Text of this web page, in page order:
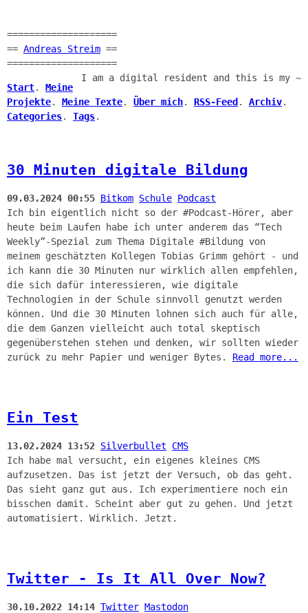
====================
== Andreas Streim ==
====================
I am a digital resident and this is my ~
Start. Meine
Projekte. Meine Texte. Über mich. RSS-Feed . Archiv.
Categories. Tags.
30 Minuten digitale Bildung
09.03.2024 00:55 Bitkom Schule Podcast
Ich bin eigentlich nicht so der #Podcast-Hörer, aber
heute beim Laufen habe ich unter anderem das “Tech
Weekly”-Spezial zum Thema Digitale #Bildung von
meinem geschätzten Kollegen Tobias Grimm gehört - und
ich kann die 30 Minuten nur wirklich allen empfehlen,
die sich dafür interessieren, wie digitale
Technologien in der Schule sinnvoll genutzt werden
können. Und die 30 Minuten lohnen sich auch für alle,
die dem Ganzen vielleicht auch total skeptisch
gegenüberstehen stehen und denken, wir sollten wieder
zurück zu mehr Papier und weniger Bytes. Read more...
Ein Test
13.02.2024 13:52 Silverbullet
CMS
Ich habe mal versucht, ein eigenes kleines CMS
aufzusetzen. Das ist jetzt der Versuch, ob das geht.
Das sieht ganz gut aus. Ich experimentiere noch ein
bisschen damit. Scheint aber gut zu gehen. Und jetzt
automatisiert. Wirklich. Jetzt.
Twitter - Is It All Over Now?
30.10.2022 14:14 Twitter Mastodon